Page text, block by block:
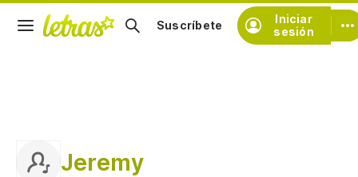
Iniciar
sesión
Suscríbete
Jeremy